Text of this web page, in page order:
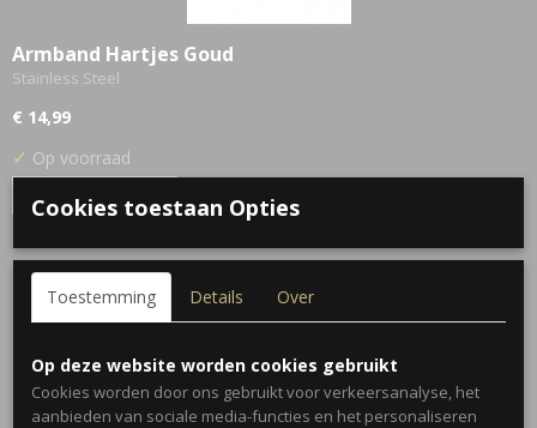
Armband Hartjes Goud
Stainless Steel
€ 14,99
✓ Op voorraad
IN WINKELWAGEN
Cookies toestaan Opties
Toestemming Details Over
Op deze website worden cookies gebruikt
Cookies worden door ons gebruikt voor verkeersanalyse, het
aanbieden van sociale media-functies en het personaliseren